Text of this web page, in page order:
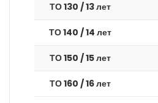
ТО 130 / 13 лет
ТО 140 / 14 лет
ТО 150 / 15 лет
ТО 160 / 16 лет